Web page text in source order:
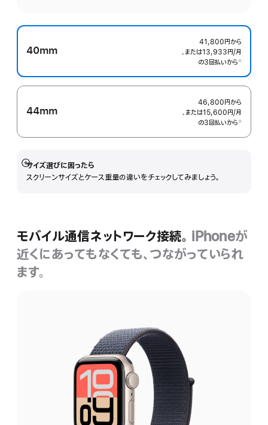
40mm
41,800円から
、または13,933円/月
の3回払いから ※
44mm
46,800円から
、または15,600円/月
の3回払いから ※
サイズ選びに困ったら
スクリーンサイズとケース重量の違いをチェックしてみましょう。
詳
細
モバイル通信ネットワーク接続。 iPhoneが
近くにあってもなくても、つながっていられ
ます。